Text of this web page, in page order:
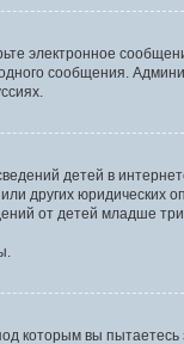
электронное
сообщения.
детей в
других юридических
от детей младше
которым вы